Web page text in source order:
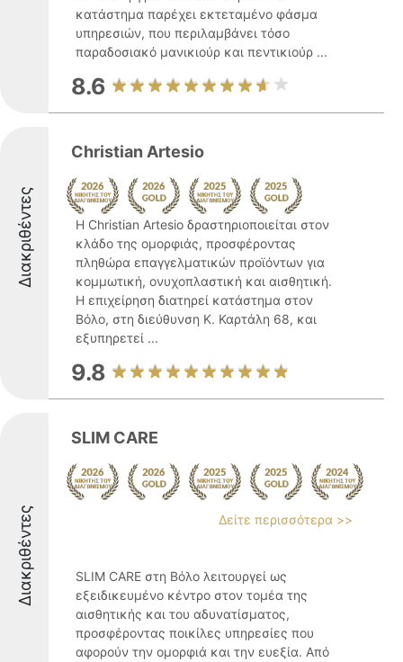
κατάστημα παρέχει εκτεταμένο φάσμα
υπηρεσιών, που περιλαμβάνει τόσο
παραδοσιακό μανικιούρ και πεντικιούρ ...
8.6
Διακριθέντες
Christian Artesio
Η Christian Artesio δραστηριοποιείται στον
κλάδο της ομορφιάς, προσφέροντας
πληθώρα επαγγελματικών προϊόντων για
κομμωτική, ονυχοπλαστική και αισθητική.
Η επιχείρηση διατηρεί κατάστημα στον
Βόλο, στη διεύθυνση Κ. Καρτάλη 68, και
εξυπηρετεί ...
9.8
Διακριθέντες
SLIM CARE
Δείτε περισσότερα >>
SLIM CARE στη Βόλο λειτουργεί ως
εξειδικευμένο κέντρο στον τομέα της
αισθητικής και του αδυνατίσματος,
προσφέροντας ποικίλες υπηρεσίες που
αφορούν την ομορφιά και την ευεξία. Από